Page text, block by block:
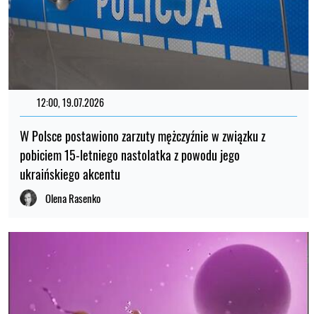
12:00, 19.07.2026
W Polsce postawiono zarzuty mężczyźnie w związku z
pobiciem 15-letniego nastolatka z powodu jego
ukraińskiego akcentu
Olena Rasenko